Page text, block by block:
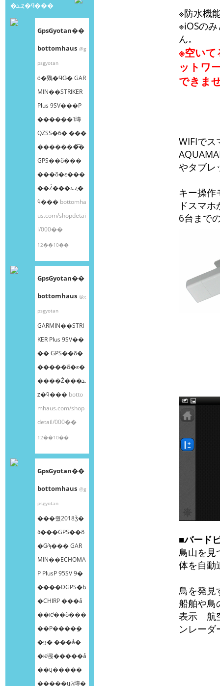
�ܥȥ�ϥ���
GpsGyotan��
bottomhaus @g
psgyotan
ȯ�䳫�ϤǤ� GAR
MIN��STRIKER
Plus 9SV���Ρ
����ܸ��˥塼
QZSS�б� ���
�������͡�
GPS��õ���
���õ�ε���
��Ź���ܥȥ�
ϥ��� bottomha
us.com/shopdetai
l/000��
12��10��
GpsGyotan��
bottomhaus @g
psgyotan
GARMIN��STRI
KER Plus 9SV��
�� GPS��õ�
�����õ�ε�
����Ź���ܥ
ȥ�ϥ��� botto
mhaus.com/shop
detail/000��
12��10��
GpsGyotan��
bottomhaus @g
psgyotan
���줬2018ǯ�
٥���GPS��õ
�Ǥϡ��� GAR
MIN��ECHOMA
P PlusP 95SV 9�
����DGPS�ե
�CHIRP ���å
��ѥͥ��õ���
��Ρ����ܸ�
�ǥ� ���å�
�ѥͥ롡�����å
��ɥ�����
�����ɥӥ塼�
※防水機
※iOSの
ん。
※空い
ットワ
できま
WIFIで
やタブ
キー操作
ドスマ
6台まで
■バード
鳥山を
体を自動
鳥を発見
船舶や
表示 航
ンレーダ